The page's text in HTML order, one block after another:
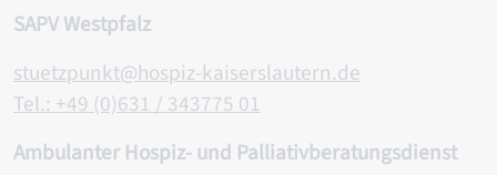
SAPV Westpfalz
stuetzpunkt@hospiz-kaiserslautern.de
Tel.: +49 (0)631 / 343775 01
Ambulanter Hospiz- und Palliativberatungsdienst